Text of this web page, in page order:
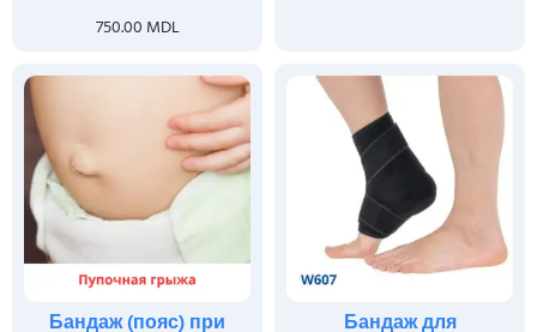
750.00 MDL
Бандаж (пояс) при Бандаж для